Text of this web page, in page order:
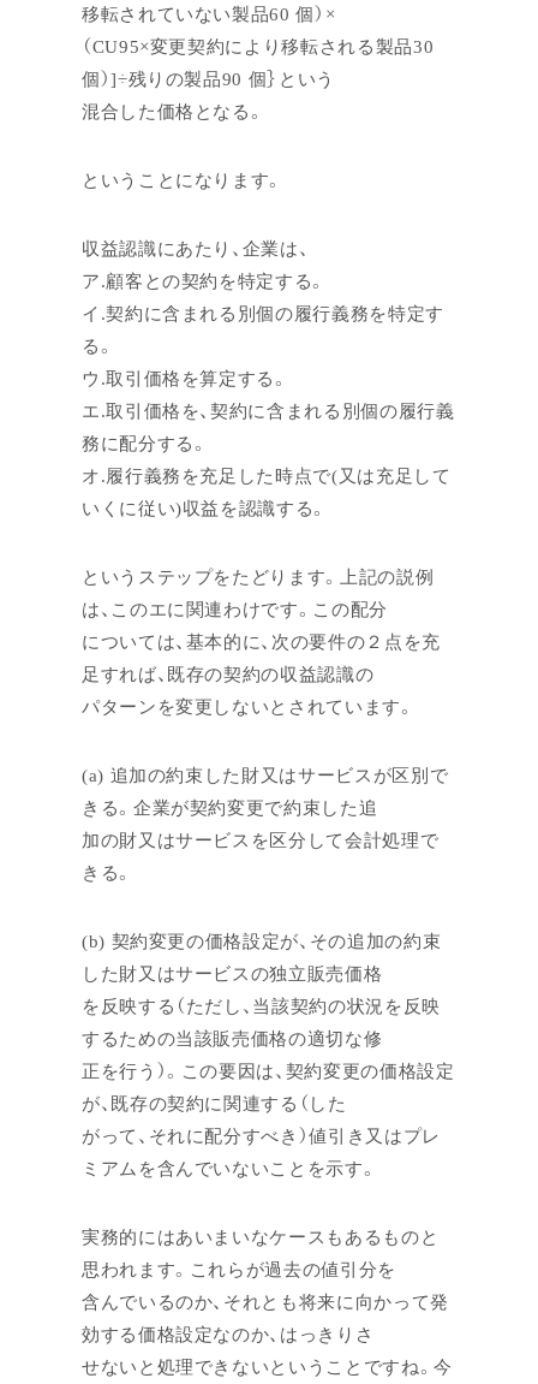
移転されていない製品60 個）×
（CU95×変更契約により移転される製品30
個）]÷残りの製品90 個｝という
混合した価格となる。
ということになります。
収益認識にあたり、企業は、
ア.顧客との契約を特定する。
イ.契約に含まれる別個の履行義務を特定す
る。
ウ.取引価格を算定する。
エ.取引価格を、契約に含まれる別個の履行義
務に配分する。
オ.履行義務を充足した時点で(又は充足して
いくに従い)収益を認識する。
というステップをたどります。上記の説例
は、このエに関連わけです。この配分
については、基本的に、次の要件の２点を充
足すれば、既存の契約の収益認識の
パターンを変更しないとされています。
(a) 追加の約束した財又はサービスが区別で
きる。企業が契約変更で約束した追
加の財又はサービスを区分して会計処理で
きる。
(b) 契約変更の価格設定が、その追加の約束
した財又はサービスの独立販売価格
を反映する（ただし、当該契約の状況を反映
するための当該販売価格の適切な修
正を行う）。この要因は、契約変更の価格設定
が、既存の契約に関連する（した
がって、それに配分すべき）値引き又はプレ
ミアムを含んでいないことを示す。
実務的にはあいまいなケースもあるものと
思われます。これらが過去の値引分を
含んでいるのか、それとも将来に向かって発
効する価格設定なのか、はっきりさ
せないと処理できないということですね。今